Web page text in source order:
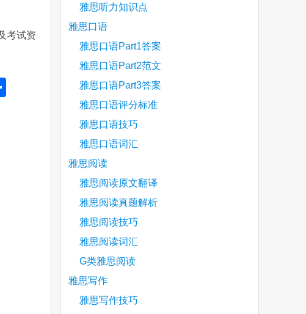
考试资
雅思听力知识点
雅思口语
雅思口语Part1答案
雅思口语Part2范文
雅思口语Part3答案
雅思口语评分标准
雅思口语技巧
雅思口语词汇
雅思阅读
雅思阅读原文翻译
雅思阅读真题解析
雅思阅读技巧
雅思阅读词汇
G类雅思阅读
雅思写作
雅思写作技巧